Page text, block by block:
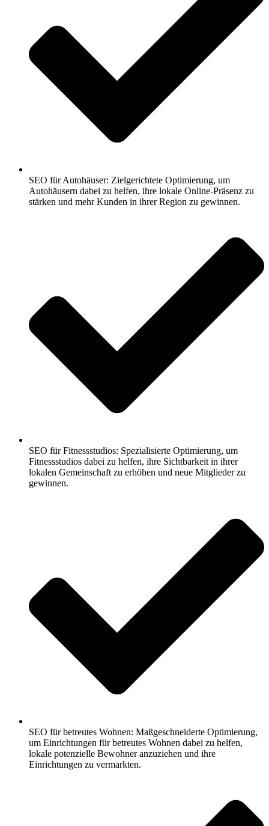
SEO für Autohäuser: Zielgerichtete Optimierung, um
Autohäusern dabei zu helfen, ihre lokale Online-Präsenz zu
stärken und mehr Kunden in ihrer Region zu gewinnen.
SEO für Fitnessstudios: Spezialisierte Optimierung, um
Fitnessstudios dabei zu helfen, ihre Sichtbarkeit in ihrer
lokalen Gemeinschaft zu erhöhen und neue Mitglieder zu
gewinnen.
SEO für betreutes Wohnen: Maßgeschneiderte Optimierung,
um Einrichtungen für betreutes Wohnen dabei zu helfen,
lokale potenzielle Bewohner anzuziehen und ihre
Einrichtungen zu vermarkten.